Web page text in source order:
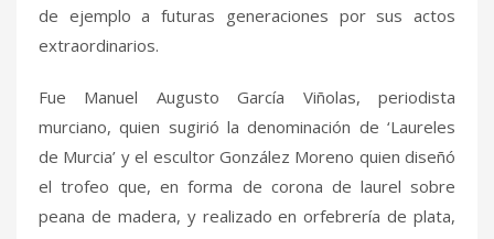
de ejemplo a futuras generaciones por sus actos
extraordinarios.
Fue Manuel Augusto García Viñolas, periodista
murciano, quien sugirió la denominación de ‘Laureles
de Murcia’ y el escultor González Moreno quien diseñó
el trofeo que, en forma de corona de laurel sobre
peana de madera, y realizado en orfebrería de plata,